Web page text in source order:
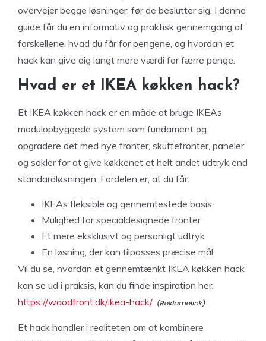
overvejer begge løsninger, før de beslutter sig. I denne
guide får du en informativ og praktisk gennemgang af
forskellene, hvad du får for pengene, og hvordan et
hack kan give dig langt mere værdi for færre penge.
Hvad er et IKEA køkken hack?
Et IKEA køkken hack er en måde at bruge IKEAs
modulopbyggede system som fundament og
opgradere det med nye fronter, skuffefronter, paneler
og sokler for at give køkkenet et helt andet udtryk end
standardløsningen. Fordelen er, at du får:
IKEAs fleksible og gennemtestede basis
Mulighed for specialdesignede fronter
Et mere eksklusivt og personligt udtryk
En løsning, der kan tilpasses præcise mål
Vil du se, hvordan et gennemtænkt IKEA køkken hack
kan se ud i praksis, kan du finde inspiration her:
https://woodfront.dk/ikea-hack/
Et hack handler i realiteten om at kombinere